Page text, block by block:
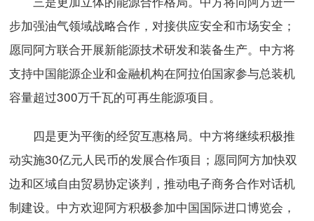
步加强油气领域战略合作，对接供应安全和市场安全；
愿同阿方联合开展新能源技术研发和装备生产。中方将
支持中国能源企业和金融机构在阿拉伯国家参与总装机
容量超过300万千瓦的可再生能源项目。
四是更为平衡的经贸互惠格局。中方将继续积极推
动实施30亿元人民币的发展合作项目；愿同阿方加快双
边和区域自由贸易协定谈判，推动电子商务合作对话机
制建设。中方欢迎阿方积极参加中国国际进口博览会，